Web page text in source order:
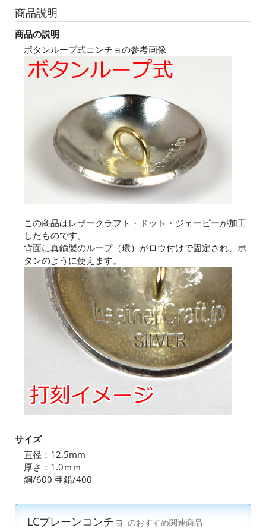
商品説明
商品の説明
ボタンループ式コンチョの参考画像
この商品はレザークラフト・ドット・ジェーピーが加工
したものです。
背面に真鍮製のループ（環）がロウ付けで固定され、ボ
タンのように使えます。
サイズ
直径：12.5mm
厚さ：1.0ｍｍ
銅/600 亜鉛/400
LCプレーンコンチョ のおすすめ関連商品